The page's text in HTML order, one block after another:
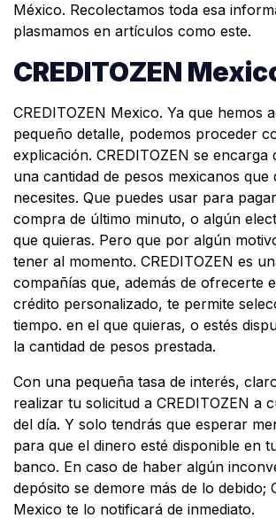
México. Recolectamos toda esa
plasmamos en artículos como este.
CREDITOZEN
CREDITOZEN Mexico. Ya que hemos
pequeño detalle, podemos proceder
explicación. CREDITOZEN se encarga
una cantidad de pesos mexicanos que
necesites. Que puedes usar para
compra de último minuto, o algún
que quieras. Pero que por algún
tener al momento. CREDITOZEN es
compañías que, además de ofrecerte
crédito personalizado, te permite
tiempo. en el que quieras, o estés
la cantidad de pesos prestada.
Con una pequeña tasa de interés,
realizar tu solicitud a CREDITOZEN a
del día. Y solo tendrás que esperar
para que el dinero esté disponible en
banco. En caso de haber algún
depósito se demore más de lo debido;
Mexico te lo notificará de inmediato.